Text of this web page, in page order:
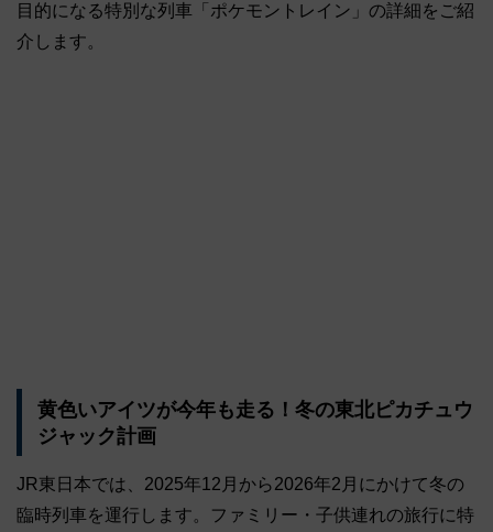
目的になる特別な列車「ポケモントレイン」の詳細をご紹
介します。
黄色いアイツが今年も走る！冬の東北ピカチュウ
ジャック計画
JR東日本では、2025年12月から2026年2月にかけて冬の
臨時列車を運行します。ファミリー・子供連れの旅行に特